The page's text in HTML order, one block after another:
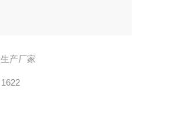
生产厂家
1622